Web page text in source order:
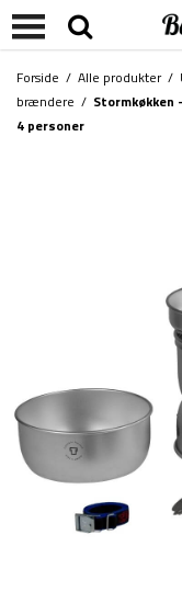
Forside / Alle produkter/
brændere / Stormkøkken
4 personer